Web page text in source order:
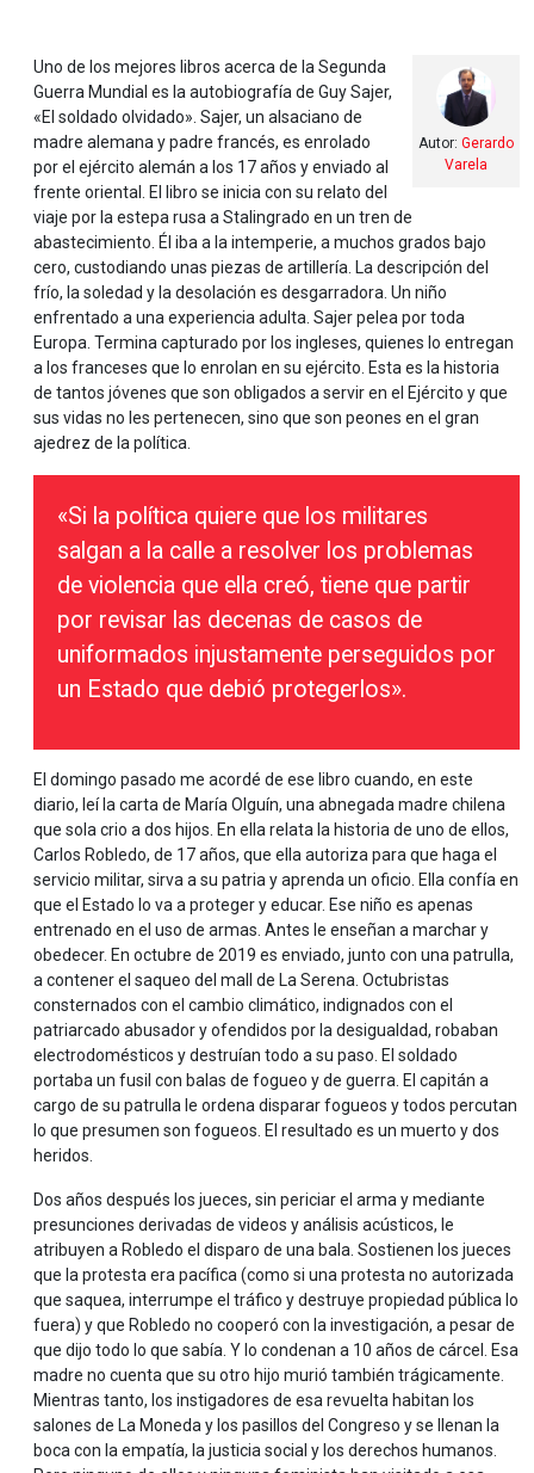
Autor: Gerardo
Varela
Uno de los mejores libros acerca de la Segunda
Guerra Mundial es la autobiografía de Guy Sajer,
«El soldado olvidado». Sajer, un alsaciano de
madre alemana y padre francés, es enrolado
por el ejército alemán a los 17 años y enviado al
frente oriental. El libro se inicia con su relato del
viaje por la estepa rusa a Stalingrado en un tren de
abastecimiento. Él iba a la intemperie, a muchos grados bajo
cero, custodiando unas piezas de artillería. La descripción del
frío, la soledad y la desolación es desgarradora. Un niño
enfrentado a una experiencia adulta. Sajer pelea por toda
Europa. Termina capturado por los ingleses, quienes lo entregan
a los franceses que lo enrolan en su ejército. Esta es la historia
de tantos jóvenes que son obligados a servir en el Ejército y que
sus vidas no les pertenecen, sino que son peones en el gran
ajedrez de la política.
«Si la política quiere que los militares
salgan a la calle a resolver los problemas
de violencia que ella creó, tiene que partir
por revisar las decenas de casos de
uniformados injustamente perseguidos por
un Estado que debió protegerlos».
El domingo pasado me acordé de ese libro cuando, en este
diario, leí la carta de María Olguín, una abnegada madre chilena
que sola crio a dos hijos. En ella relata la historia de uno de ellos,
Carlos Robledo, de 17 años, que ella autoriza para que haga el
servicio militar, sirva a su patria y aprenda un oficio. Ella confía en
que el Estado lo va a proteger y educar. Ese niño es apenas
entrenado en el uso de armas. Antes le enseñan a marchar y
obedecer. En octubre de 2019 es enviado, junto con una patrulla,
a contener el saqueo del mall de La Serena. Octubristas
consternados con el cambio climático, indignados con el
patriarcado abusador y ofendidos por la desigualdad, robaban
electrodomésticos y destruían todo a su paso. El soldado
portaba un fusil con balas de fogueo y de guerra. El capitán a
cargo de su patrulla le ordena disparar fogueos y todos percutan
lo que presumen son fogueos. El resultado es un muerto y dos
heridos.
Dos años después los jueces, sin periciar el arma y mediante
presunciones derivadas de videos y análisis acústicos, le
atribuyen a Robledo el disparo de una bala. Sostienen los jueces
que la protesta era pacífica (como si una protesta no autorizada
que saquea, interrumpe el tráfico y destruye propiedad pública lo
fuera) y que Robledo no cooperó con la investigación, a pesar de
que dijo todo lo que sabía. Y lo condenan a 10 años de cárcel. Esa
madre no cuenta que su otro hijo murió también trágicamente.
Mientras tanto, los instigadores de esa revuelta habitan los
salones de La Moneda y los pasillos del Congreso y se llenan la
boca con la empatía, la justicia social y los derechos humanos.